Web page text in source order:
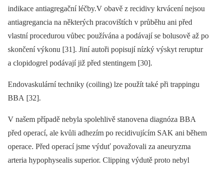
indikace antiagregační léčby.V obavě z recidivy krvácení nejsou
antiagregancia na některých pracovištích v průběhu ani před
vlastní procedurou vůbec používána a podávají se bolusově až po
skončení výkonu [31]. Jiní autoři popisují nízký výskyt reruptur
a clopidogrel podávají již před stentingem [30].
Endovaskulární techniky (coiling) lze použít také při trappingu
BBA [32].
V našem případě nebyla spolehlivě stanovena dia­gnóza BBA
před operací, ale kvůli adhezím po recidivujícím SAK ani během
operace. Před operací jsme výduť považovali za aneuryzma
arteria hypophysealis superior. Clipping výdutě proto nebyl